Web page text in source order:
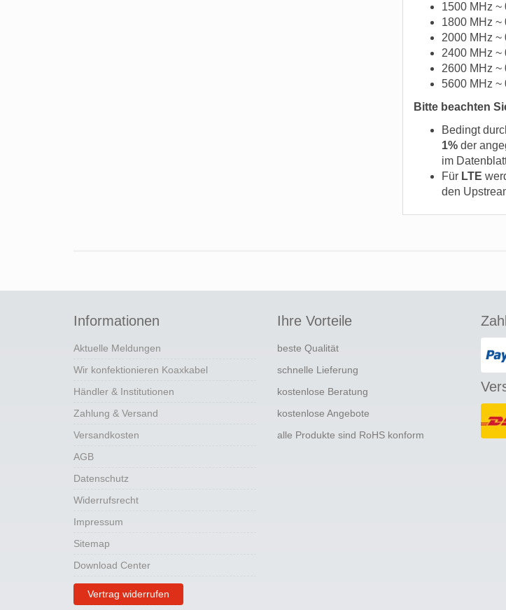
1500 MHz ~
1800 MHz ~
2000 MHz ~
2400 MHz ~
2600 MHz ~
5600 MHz ~
Bitte beachten
Bedingt
1% der
im
Für LTE
den
Informationen
Aktuelle Meldungen
Wir konfektionieren Koaxkabel
Händler & Institutionen
Zahlung & Versand
Versandkosten
AGB
Datenschutz
Widerrufsrecht
Impressum
Sitemap
Download Center
Vertrag widerrufen
Ihre Vorteile
beste Qualität
schnelle Lieferung
kostenlose Beratung
kostenlose Angebote
alle Produkte sind RoHS konform